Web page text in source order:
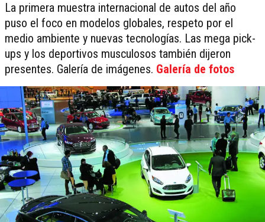
La primera muestra internacional de autos del año
puso el foco en modelos globales, respeto por el
medio ambiente y nuevas tecnologías. Las mega pick-
ups y los deportivos musculosos también dijeron
presentes. Galería de imágenes. Galería de fotos